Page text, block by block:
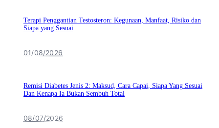
Terapi Penggantian Testosteron: Kegunaan, Manfaat, Risiko dan
Siapa yang Sesuai
01/08/2026
Remisi Diabetes Jenis 2: Maksud, Cara Capai, Siapa Yang Sesuai
Dan Kenapa Ia Bukan Sembuh Total
08/07/2026